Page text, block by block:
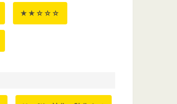
★★☆☆☆